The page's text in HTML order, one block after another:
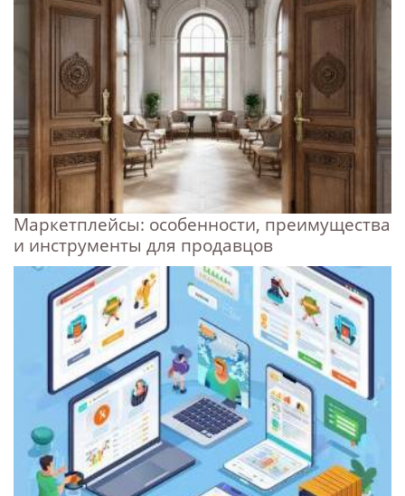
Маркетплейсы: особенности, преимущества
и инструменты для продавцов